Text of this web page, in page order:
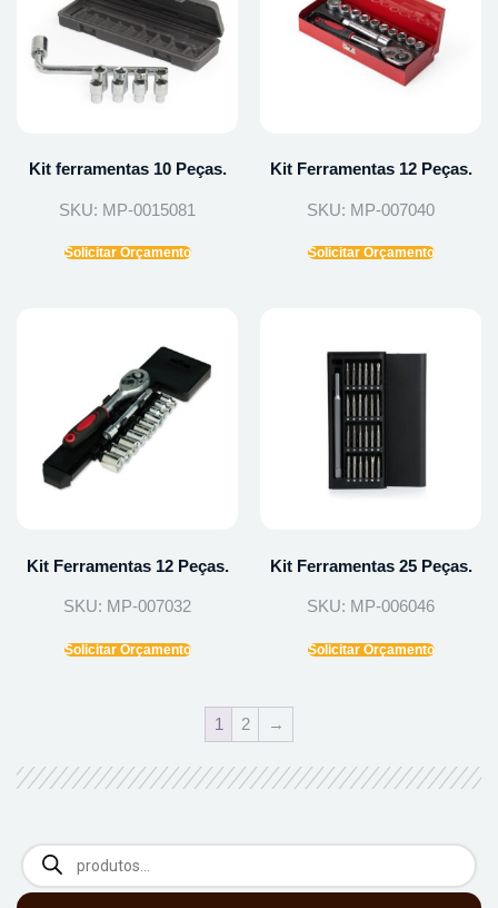
Kit ferramentas 10 Peças.
SKU: MP-0015081
Solicitar Orçamento
Kit Ferramentas 12 Peças.
SKU: MP-007040
Solicitar Orçamento
Kit Ferramentas 12 Peças.
SKU: MP-007032
Solicitar Orçamento
Kit Ferramentas 25 Peças.
SKU: MP-006046
Solicitar Orçamento
1 2 →